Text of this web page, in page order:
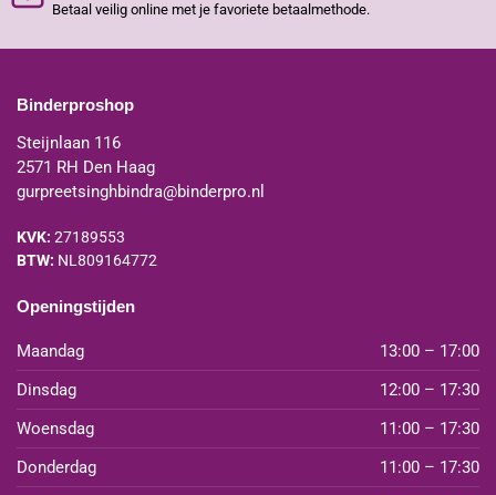
Betaal veilig online met je favoriete betaalmethode.
Binderproshop
Steijnlaan 116
2571 RH Den Haag
gurpreetsinghbindra@binderpro.nl
KVK: 27189553
BTW: NL809164772
Openingstijden
Maandag
13:00 – 17:00
Dinsdag
12:00 – 17:30
Woensdag
11:00 – 17:30
Donderdag
11:00 – 17:30